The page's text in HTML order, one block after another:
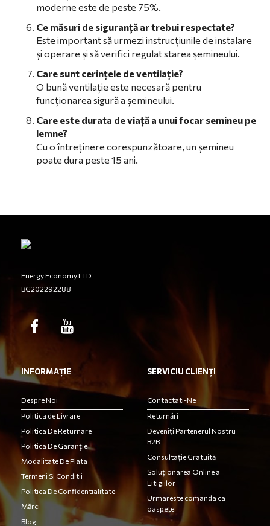
moderne este de peste 75%.
Ce măsuri de siguranță ar trebui respectate?
Este important să urmezi instrucțiunile de instalare
și operare și să verifici regulat starea șemineului.
Care sunt cerințele de ventilație?
O bună ventilație este necesară pentru
funcționarea sigură a șemineului.
Care este durata de viață a unui focar semineu pe
lemne?
Cu o întreținere corespunzătoare, un șemineu
poate dura peste 15 ani.
Energy Economy LTD
BG202292288
INFORMAȚIE
Despre Noi
Politica de Livrare
Politica De Returnare
Politica De Garanție
Modalitate De Plata
Termeni Si Conditii
Politica De Confidentialitate
Mărci
Blog
SERVICIU CLIENȚI
Contactati-Ne
Returnări
Deveniți Partenerul Nostru
B2B
Consultație Gratuită
Soluționarea Online a
Litigiilor
Urmareste comanda ca
oaspete